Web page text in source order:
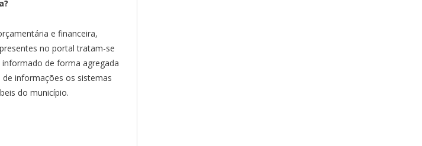
e financeira,
no portal tratam-se
de forma agregada
informações os sistemas
do município.